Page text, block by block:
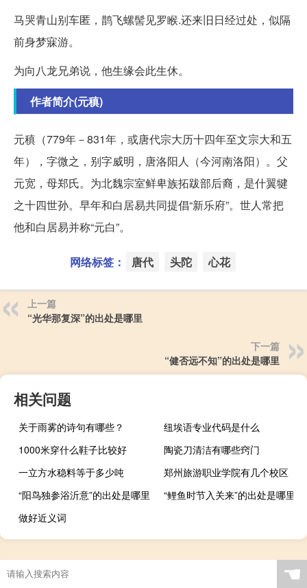
马哭青山别车匿，鹊飞螺髻见罗睺.还来旧日经过处，似隔
前身梦寐游。
为向八龙兄弟说，他生缘会此生休。
作者简介(元稹)
元稹（779年－831年，或唐代宗大历十四年至文宗大和五
年），字微之，别字威明，唐洛阳人（今河南洛阳）。父
元宽，母郑氏。为北魏宗室鲜卑族拓跋部后裔，是什翼犍
之十四世孙。早年和白居易共同提倡“新乐府”。世人常把
他和白居易并称“元白”。
网络标签： 唐代 头陀 心花
上一篇
“光华那复深”的出处是哪里
下一篇
“健否远不知”的出处是哪里
相关问题
关于雨雾的诗句有哪些？
纽埃语专业代码是什么
1000米穿什么鞋子比较好
陶瓷刀清洁有哪些窍门
一立方水稳料等于多少吨
郑州旅游职业学院有几个校区
“阳鸟独参浴沂意”的出处是哪里
“鲤鱼时节入关来”的出处是哪里
做好近义词
☚